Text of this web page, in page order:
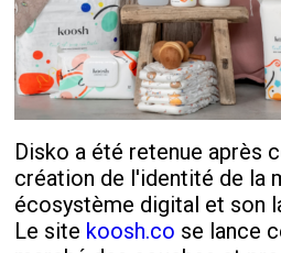
Disko a été retenue après
création de l'identité de la
écosystème digital et son
Le site koosh.co se lance